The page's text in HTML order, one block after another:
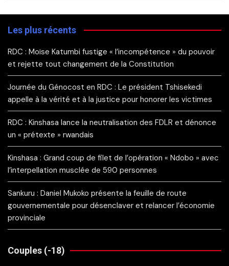
Les plus récents
RDC : Moïse Katumbi fustige « l’incompétence » du pouvoir
et rejette tout changement de la Constitution
Journée du Génocost en RDC : Le président Tshisekedi
appelle à la vérité et à la justice pour honorer les victimes
RDC : Kinshasa lance la neutralisation des FDLR et dénonce
un « prétexte » rwandais
Kinshasa : Grand coup de filet de l’opération « Ndobo » avec
l’interpellation musclée de 590 personnes
Sankuru : Daniel Mukoko présente la feuille de route
gouvernementale pour désenclaver et relancer l’économie
provinciale
Couples (-18)